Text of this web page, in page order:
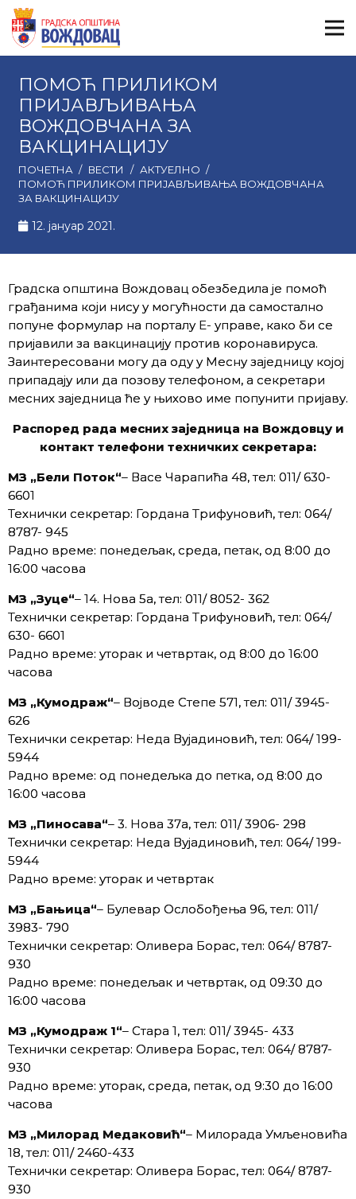
ПОМОЋ ПРИЛИКОМ
ПРИЈАВЉИВАЊА
ВОЖДОВЧАНА ЗА
ВАКЦИНАЦИЈУ
ПОЧЕТНА / ВЕСТИ / АКТУЕЛНО /
ПОМОЋ ПРИЛИКОМ ПРИЈАВЉИВАЊА ВОЖДОВЧАНА
ЗА ВАКЦИНАЦИЈУ
12. јануар 2021.
Градска општина Вождовац обезбедила је помоћ
грађанима који нису у могућности да самостално
попуне формулар на порталу Е- управе, како би се
пријавили за вакцинацију против коронавируса.
Заинтересовани могу да оду у Месну заједницу којој
припадају или да позову телефоном, а секретари
месних заједница ће у њихово име попунити пријаву.
Распоред рада месних заједница на Вождовцу и
контакт телефони техничких секретара:
МЗ „Бели Поток“– Васе Чарапића 48, тел: 011/ 630-
6601
Технички секретар: Гордана Трифуновић, тел: 064/
8787- 945
Радно време: понедељак, среда, петак, од 8:00 до
16:00 часова
МЗ „Зуце“– 14. Нова 5а, тел: 011/ 8052- 362
Технички секретар: Гордана Трифуновић, тел: 064/
630- 6601
Радно време: уторак и четвртак, од 8:00 до 16:00
часова
МЗ „Кумодраж“– Војводе Степе 571, тел: 011/ 3945-
626
Технички секретар: Неда Вујадиновић, тел: 064/ 199-
5944
Радно време: од понедељкa до петка, од 8:00 до
16:00 часова
МЗ „Пиносава“– 3. Нова 37а, тел: 011/ 3906- 298
Технички секретар: Неда Вујадиновић, тел: 064/ 199-
5944
Радно време: уторак и четвртак
МЗ „Бањица“– Булевар Ослобођења 96, тел: 011/
3983- 790
Технички секретар: Оливера Борас, тел: 064/ 8787-
930
Радно време: понедељак и четвртак, од 09:30 до
16:00 часова
МЗ „Кумодраж 1“– Стара 1, тел: 011/ 3945- 433
Технички секретар: Оливера Борас, тел: 064/ 8787-
930
Радно време: уторак, среда, петак, од 9:30 до 16:00
часова
МЗ „Милорад Медаковић“– Милорада Умљеновића
18, тел: 011/ 2460-433
Технички секретар: Оливера Борас, тел: 064/ 8787-
930